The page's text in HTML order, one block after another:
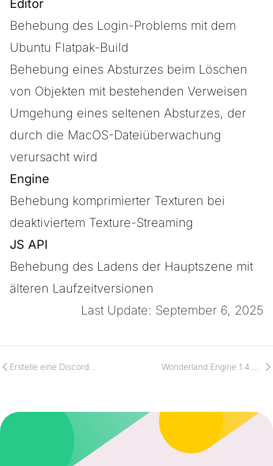
Editor
Behebung des Login-Problems mit dem
Ubuntu Flatpak-Build
Behebung eines Absturzes beim Löschen
von Objekten mit bestehenden Verweisen
Umgehung eines seltenen Absturzes, der
durch die MacOS-Dateiüberwachung
verursacht wird
Engine
Behebung komprimierter Texturen bei
deaktiviertem Texture-Streaming
JS API
Behebung des Ladens der Hauptszene mit
älteren Laufzeitversionen
Last Update: September 6, 2025
Erstelle eine Discord
Wonderland Engine 1.4.6 -